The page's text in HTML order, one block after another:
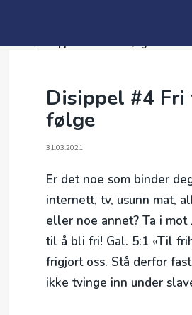
HELAFTEN
TALER
Taler / Disippel #4 Fri til å følge
Disippel #4
følge
31.03.2021
Er det noe som binder
internett, tv, usunn mat,
eller noe annet? Ta i mot
til å bli fri! Gal. 5:1 «Til
frigjort oss. Stå derfor
ikke tvinge inn under